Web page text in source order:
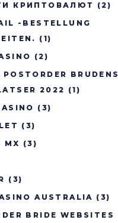
КРИПТОВАЛЮТ
(2)
-BESTELLUNG
(1)
(2)
BRUDENS
2022 (1)
(3)
(3)
MX (3)
(3)
AUSTRALIA (3)
BRIDE WEBSITES